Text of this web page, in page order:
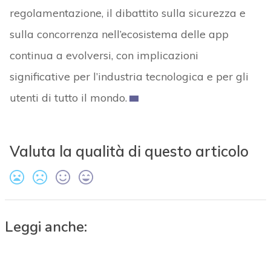
regolamentazione, il dibattito sulla sicurezza e
sulla concorrenza nell’ecosistema delle app
continua a evolversi, con implicazioni
significative per l’industria tecnologica e per gli
utenti di tutto il mondo.
Valuta la qualità di questo articolo
Leggi anche: